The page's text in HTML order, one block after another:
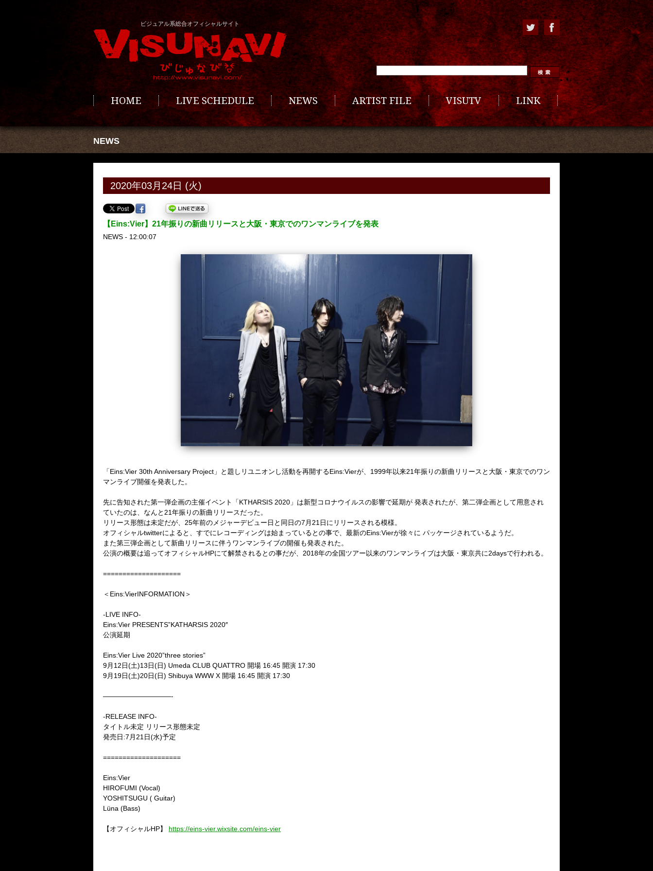
ビジュアル系総合オフィシャルサイト
HOME LIVE SCHEDULE NEWS ARTIST FILE VISUTV LINK
NEWS
2020年03月24日 (火)
【Eins:Vier】21年振りの新曲リリースと大阪・東京でのワンマンライブを発表
NEWS - 12:00:07
「Eins:Vier 30th Anniversary Project」と題しリユニオンし活動を再開するEins:Vierが、1999年以来21年振りの新曲リリースと大阪・東京でのワン
マンライブ開催を発表した。
先に告知された第一弾企画の主催イベント「KTHARSIS 2020」は新型コロナウイルスの影響で延期が 発表されたが、第二弾企画として用意され
ていたのは、なんと21年振りの新曲リリースだった。
リリース形態は未定だが、25年前のメジャーデビュー日と同日の7月21日にリリースされる模様。
オフィシャルtwitterによると、すでにレコーディングは始まっているとの事で、最新のEins:Vierが徐々に パッケージされているようだ。
また第三弾企画として新曲リリースに伴うワンマンライブの開催も発表された。
公演の概要は追ってオフィシャルHPにて解禁されるとの事だが、2018年の全国ツアー以来のワンマンライブは大阪・東京共に2daysで行われる。
====================
＜Eins:VierINFORMATION＞
-LIVE INFO-
Eins:Vier PRESENTS”KATHARSIS 2020″
公演延期
Eins:Vier Live 2020”three stories”
9月12日(土)13日(日) Umeda CLUB QUATTRO 開場 16:45 開演 17:30
9月19日(土)20日(日) Shibuya WWW X 開場 16:45 開演 17:30
——————————-
-RELEASE INFO-
タイトル未定 リリース形態未定
発売日:7月21日(水)予定
====================
Eins:Vier
HIROFUMI (Vocal)
YOSHITSUGU ( Guitar)
Lüna (Bass)
【オフィシャルHP】 https://eins-vier.wixsite.com/eins-vier